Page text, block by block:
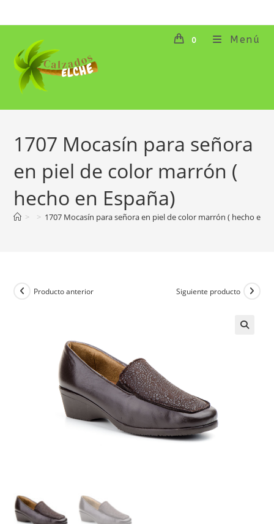
al
contenido
0 Menú
1707 Mocasín para señora
en piel de color marrón (
hecho en España)
> > 1707 Mocasín para señora en piel de color marrón ( hecho en
Producto anterior Siguiente producto